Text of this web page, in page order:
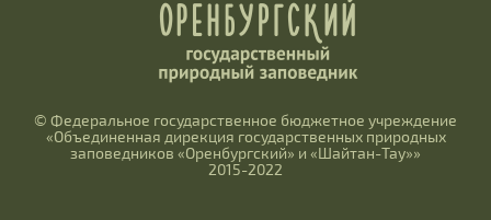
© Федеральное государственное бюджетное учреждение
«Объединенная дирекция государственных природных
заповедников «Оренбургский» и «Шайтан-Тау»»
2015-2022